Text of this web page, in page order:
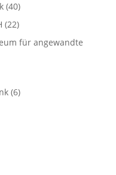
(40)
(22)
für angewandte
(6)